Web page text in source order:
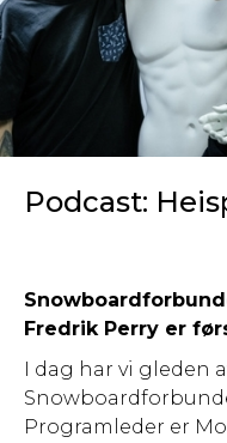
Podcast:
Fredrik Perry er
I dag har vi gleden
Programleder er